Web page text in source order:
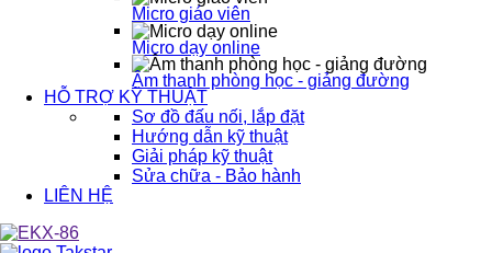
Micro giáo viên
Micro dạy online
Âm thanh phòng học - giảng đường
HỖ TRỢ KỸ THUẬT
Sơ đồ đấu nối, lắp đặt
Hướng dẫn kỹ thuật
Giải pháp kỹ thuật
Sửa chữa - Bảo hành
LIÊN HỆ